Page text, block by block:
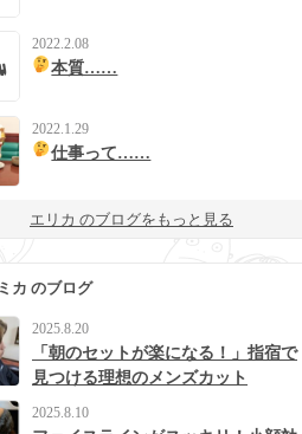
2022.2.08
本質……
2022.1.29
仕事って……
エリカ のブログをもっと見る
カ のブログ
2025.8.20
「朝のセットが楽になる！」指宿で
見つける理想のメンズカット
2025.8.10